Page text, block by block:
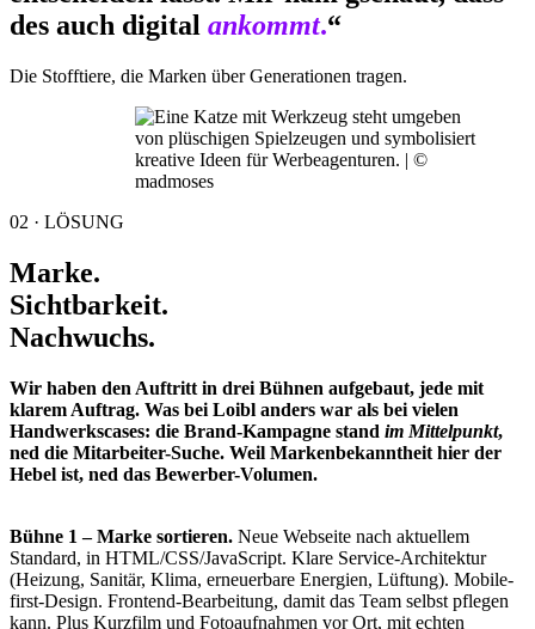
des auch digital ankommt.“
Die Stofftiere, die Marken über Generationen tragen.
02 · LÖSUNG
Marke.
Sichtbarkeit.
Nachwuchs.
Wir haben den Auftritt in drei Bühnen aufgebaut, jede mit
klarem Auftrag. Was bei Loibl anders war als bei vielen
Handwerkscases: die Brand-Kampagne stand im Mittelpunkt,
ned die Mitarbeiter-Suche. Weil Markenbekanntheit hier der
Hebel ist, ned das Bewerber-Volumen.
Bühne 1 – Marke sortieren. Neue Webseite nach aktuellem
Standard, in HTML/CSS/JavaScript. Klare Service-Architektur
(Heizung, Sanitär, Klima, erneuerbare Energien, Lüftung). Mobile-
first-Design. Frontend-Bearbeitung, damit das Team selbst pflegen
kann. Plus Kurzfilm und Fotoaufnahmen vor Ort, mit echten